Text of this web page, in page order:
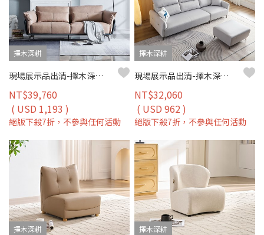
擇木深耕
現場展示品出清-擇木深耕-賽維爾三人座真皮沙發
NT$39,760
( USD 1,193 )
絕版下殺7折，不參與任何活動
擇木深耕
現場展示品出清-擇木深耕-尼森L型涼感布沙發
NT$32,060
( USD 962 )
絕版下殺7折，不參與任何活動
擇木深耕 擇木深耕